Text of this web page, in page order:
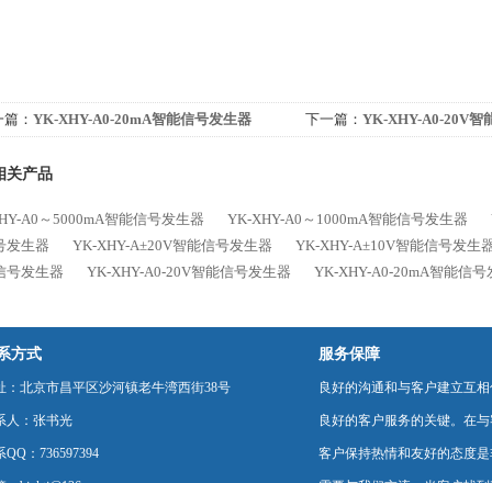
： YK-XHY-A0-20mA智能信号发生器 下一篇： YK-XHY-A0-20V智
关产品
A0～5000mA智能信号发生器 YK-XHY-A0～1000mA智能信号发生器
发生器
YK-XHY-A±20V智能信号发生器
YK-XHY-A±10V智能信号发生
号发生器
YK-XHY-A0-20V智能信号发生器 YK-XHY-A0-20mA智能信号
方式
：北京市昌平区沙河镇老牛湾西街38号
人：张书光
QQ：736597394
服务保障
良好的沟通和与客户建立互
良好的客户服务的关键。在
客户保持热情和友好的态度